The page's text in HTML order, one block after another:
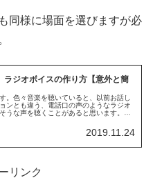
同様に場面を選びますが必
ラジオボイスの作り方【意外と簡
。色々音楽を聴いていると、以前お話し
ンとも違う、電話口の声のようなラジオ
うな声を聴くことがあると思います。そ
2019.11.24
リンク